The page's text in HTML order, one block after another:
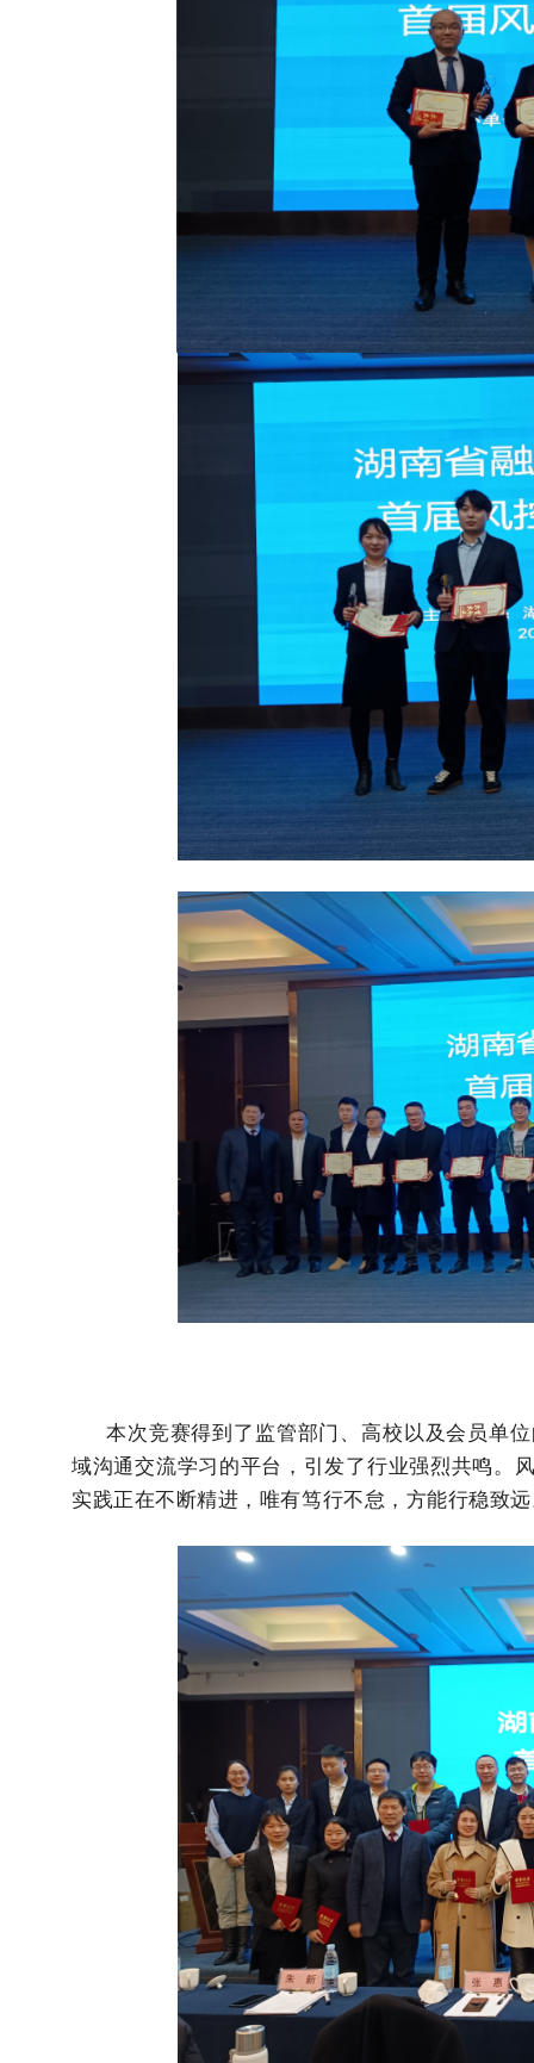
本次竞赛得到了监管部门、高校以及会员单
域沟通交流学习的平台，引发了行业强烈共鸣。
实践正在不断精进，唯有笃行不怠，方能行稳致